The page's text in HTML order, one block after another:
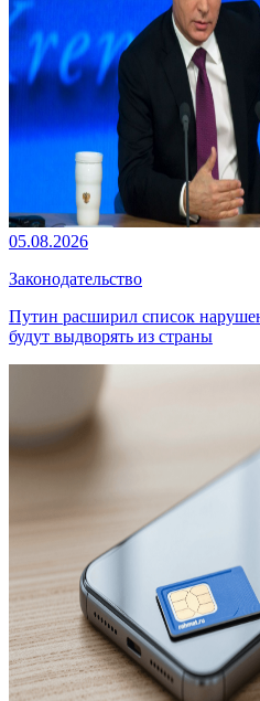
05.08.2026
Законодательство
Путин расширил список
будут выдворять из страны